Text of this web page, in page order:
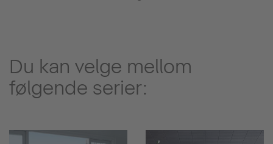
Du kan velge mellom
følgende serier: